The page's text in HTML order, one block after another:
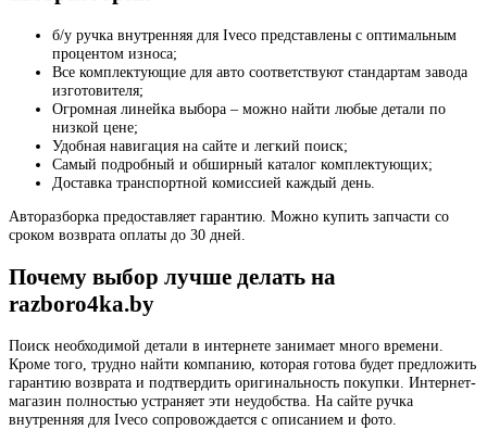
б/у ручка внутренняя для Iveco представлены с оптимальным
процентом износа;
Все комплектующие для авто соответствуют стандартам завода
изготовителя;
Огромная линейка выбора – можно найти любые детали по
низкой цене;
Удобная навигация на сайте и легкий поиск;
Самый подробный и обширный каталог комплектующих;
Доставка транспортной комиссией каждый день.
Авторазборка предоставляет гарантию. Можно купить запчасти со
сроком возврата оплаты до 30 дней.
Почему выбор лучше делать на
razboro4ka.by
Поиск необходимой детали в интернете занимает много времени.
Кроме того, трудно найти компанию, которая готова будет предложить
гарантию возврата и подтвердить оригинальность покупки. Интернет-
магазин полностью устраняет эти неудобства. На сайте ручка
внутренняя для Iveco сопровождается с описанием и фото.